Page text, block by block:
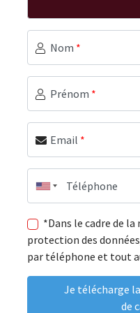
Nom *
Prénom *
Email *
Téléphone
*Dans le cadre de
protection des
par téléphone et tout